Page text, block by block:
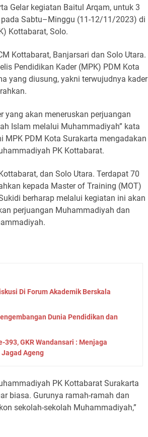
Gelar kegiatan Baitul Arqam, untuk 3
Sabtu–Minggu (11-12/11/2023) di
Kottabarat, Solo.
Kottabarat, Banjarsari dan Solo Utara.
Pendidikan Kader (MPK) PDM Kota
yang diusung, yakni terwujudnya kader
yang akan meneruskan perjuangan
Islam melalui Muhammadiyah” kata
PDM Kota Surakarta mengadakan
PK Kottabarat.
dan Solo Utara. Terdapat 70
kepada Master of Training (MOT)
berharap melalui kegiatan ini akan
perjuangan Muhammadiyah dan
Di Forum Akademik Berskala
Dunia Pendidikan dan
GKR Wandansari : Menjaga
Ageng
PK Kottabarat Surakarta
biasa. Gurunya ramah-ramah dan
sekolah-sekolah Muhammadiyah,”